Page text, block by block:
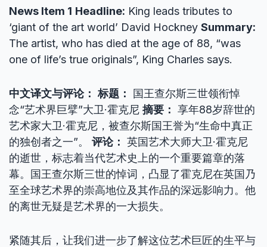
News Item 1 Headline: King leads tributes to
‘giant of the art world’ David Hockney Summary:
The artist, who has died at the age of 88, “was
one of life’s true originals”, King Charles says.
中文译文与评论： 标题：
国王查尔斯三世领衔悼
念“艺术界巨擘”大卫·霍克尼 摘要： 享年88岁辞世的
艺术家大卫·霍克尼，被查尔斯国王誉为“生命中真正
的独创者之一”。 评论： 英国艺术大师大卫·霍克尼
的逝世，标志着当代艺术史上的一个重要篇章的落
幕。国王查尔斯三世的悼词，凸显了霍克尼在英国乃
至全球艺术界的崇高地位及其作品的深远影响力。他
的离世无疑是艺术界的一大损失。
紧随其后，让我们进一步了解这位艺术巨匠的生平与